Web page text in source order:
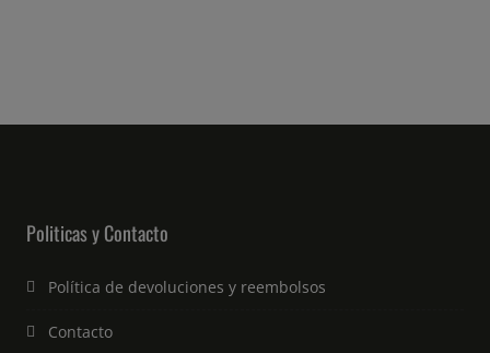
Politicas y Contacto
Política de devoluciones y reembolsos
Contacto